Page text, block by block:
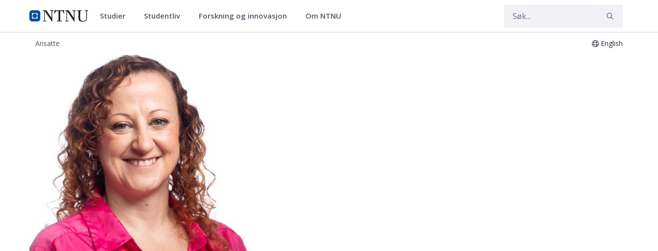
NTNU Hjemmeside
ntnu.no Studier Studentliv Forskning og innovasjon Om NTNU
Ansatte English
Mari-Ana Myfanwy Jones